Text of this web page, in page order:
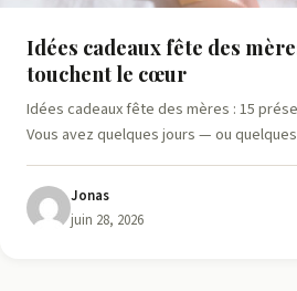
Idées cadeaux fête des
touchent le cœur
Idées cadeaux fête des mères : 15
Vous avez quelques jours — ou
Jonas
juin 28, 2026